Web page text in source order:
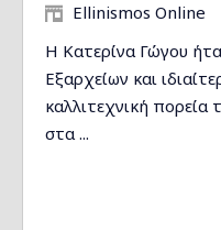
Ellinismos Online
Η Κατερίνα Γώγου
Εξαρχείων και
καλλιτεχνική πορεία
στα ...